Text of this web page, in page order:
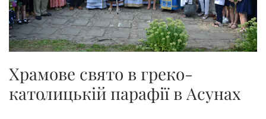
Храмове свято в греко-
католицькій парафії в Асунах